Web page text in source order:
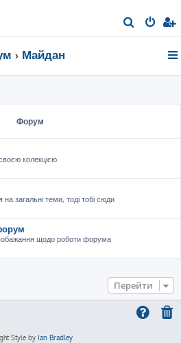
о
Майдан
Форум
колекцією
загальні теми, тоді тобі сюди
щодо роботи форума
Перейти
Style by Ian Bradley